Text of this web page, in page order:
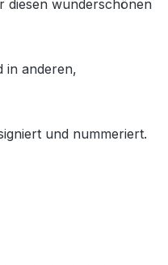
diesen wunderschönen
in anderen,
und nummeriert.